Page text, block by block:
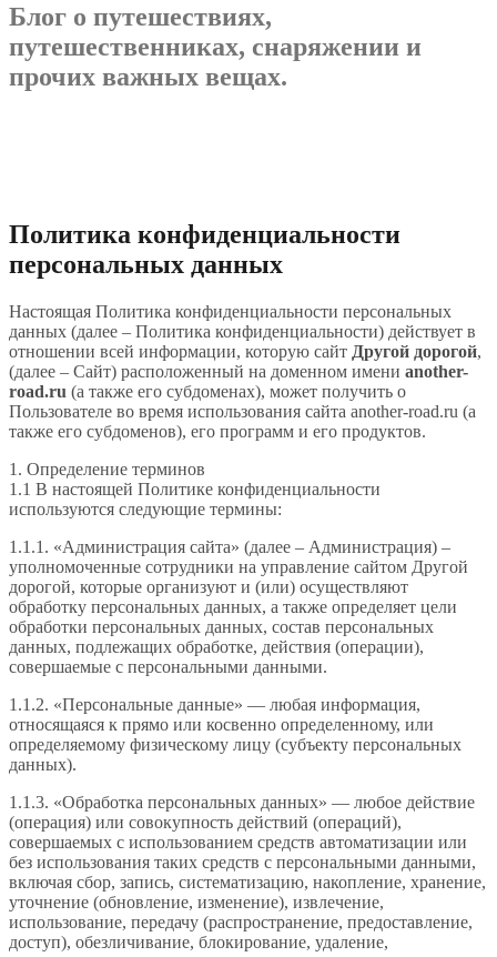
Блог о путешествиях,
путешественниках, снаряжении и
прочих важных вещах.
Политика конфиденциальности
персональных данных
Настоящая Политика конфиденциальности персональных
данных (далее – Политика конфиденциальности) действует в
отношении всей информации, которую сайт Другой дорогой,
(далее – Сайт) расположенный на доменном имени another-
road.ru (а также его субдоменах), может получить о
Пользователе во время использования сайта another-road.ru (а
также его субдоменов), его программ и его продуктов.
1. Определение терминов
1.1 В настоящей Политике конфиденциальности
используются следующие термины:
1.1.1. «Администрация сайта» (далее – Администрация) –
уполномоченные сотрудники на управление сайтом Другой
дорогой, которые организуют и (или) осуществляют
обработку персональных данных, а также определяет цели
обработки персональных данных, состав персональных
данных, подлежащих обработке, действия (операции),
совершаемые с персональными данными.
1.1.2. «Персональные данные» — любая информация,
относящаяся к прямо или косвенно определенному, или
определяемому физическому лицу (субъекту персональных
данных).
1.1.3. «Обработка персональных данных» — любое действие
(операция) или совокупность действий (операций),
совершаемых с использованием средств автоматизации или
без использования таких средств с персональными данными,
включая сбор, запись, систематизацию, накопление, хранение,
уточнение (обновление, изменение), извлечение,
использование, передачу (распространение, предоставление,
доступ), обезличивание, блокирование, удаление,